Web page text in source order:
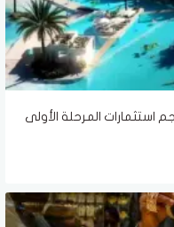
استثمارات المرحلة الأولى